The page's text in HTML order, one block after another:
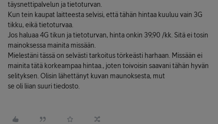
täysnettipalvelun ja tietoturvan.
Kun tein kaupat laitteesta selvisi, että tähän hintaa kuuluu vain 3G
tikku, eikä tietoturvaa.
Jos haluaa 4G tikun ja tietoturvan, hinta onkin 39,90 /kk. Sitä ei tosin
mainoksessa mainita missään.
Mielestäni tässä on selvästi tarkoitus törkeästi harhaan. Missään ei
mainita tätä korkeampaa hintaa., joten toivoisin saavani tähän hyvän
selityksen. Olisin lähettänyt kuvan maunoksesta, mut
se oli liian suuri tiedosto.